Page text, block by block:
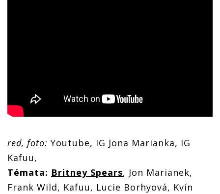
red, foto: Youtube, IG Jona Marianka, IG
Kafuu,
Témata: Britney Spears, Jon Marianek,
Frank Wild, Kafuu, Lucie Borhyová, Kvín